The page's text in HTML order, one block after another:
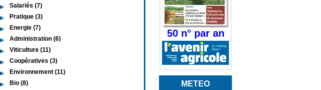
50 n° par an
METEO
Salariés (7)
Pratique (3)
Energie (7)
Administration (6)
Viticulture (11)
Coopératives (3)
Environnement (11)
Bio (8)